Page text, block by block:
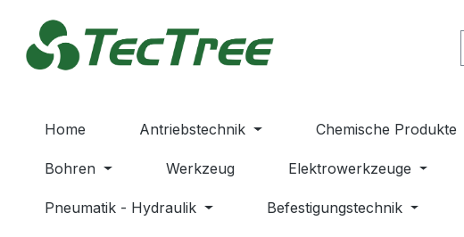
Hauptinhalt springen
Zur Suche springen
Zur Hauptnavigation springen
Home Antriebstechnik Chemische Produkte
Bohren Werkzeug Elektrowerkzeuge
Pneumatik - Hydraulik Befestigungstechnik